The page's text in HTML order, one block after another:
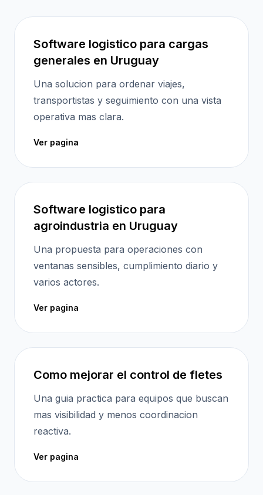
Software logistico para cargas
generales en Uruguay
Una solucion para ordenar viajes,
transportistas y seguimiento con una vista
operativa mas clara.
Ver pagina
Software logistico para
agroindustria en Uruguay
Una propuesta para operaciones con
ventanas sensibles, cumplimiento diario y
varios actores.
Ver pagina
Como mejorar el control de fletes
Una guia practica para equipos que buscan
mas visibilidad y menos coordinacion
reactiva.
Ver pagina